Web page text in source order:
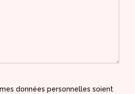
données personnelles soient